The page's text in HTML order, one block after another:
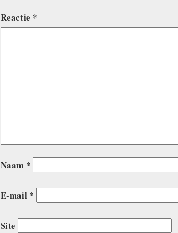
Reactie *
Naam *
E-mail *
Site